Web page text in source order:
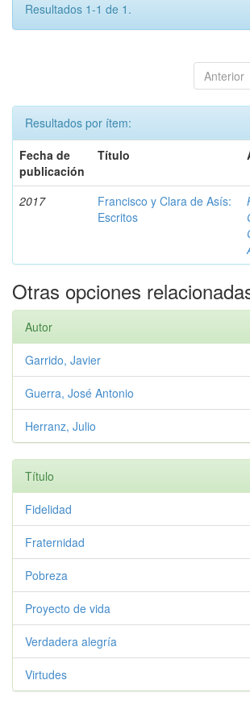
Resultados 1-1 de 1.
Anterior
Resultados por ítem:
Fecha de
publicación
Título
2017
Francisco y Clara de Asís:
Escritos
Otras opciones
Autor
Garrido, Javier
Guerra, José Antonio
Herranz, Julio
Título
Fidelidad
Fraternidad
Pobreza
Proyecto de vida
Verdadera alegría
Virtudes